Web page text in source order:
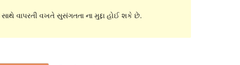
વાપરતી વખતે સુસંગતતા ના મુદ્દા હોઈ શકે છે.